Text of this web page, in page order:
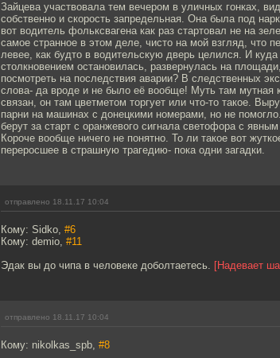
Зайцева участвовала тем вечером в уличных гонках,
собственно и скорость запредельная. Она была под
вот водитель фольксвагена как раз стартовал не на
самое странное в этом деле, чисто на мой взгляд, что
левее, как будто в водительскую дверь целился. И
столкновением остановилась, развернулась на
посмотреть на последствия аварии? В следственных
слова- да вроде и не было её вообще! Муть там мутная
связан, он там цветметом торгует или что-то такое.
парни на машинах с донецкими номерами, но не
берут за старт с оранжевого сигнала светофора с
Короче вообще ничего не понятно. То ли такое вот
переросшее в страшную трагедию- пока одни загадки.
отправлено 18.11.17 10:04
Кому: Sidko, #6
Кому: demio, #11
Эдак вы до чипа в человеке доболтаетесь. [Надевает
отправлено 18.11.17 10:04
Кому: nikolkas_spb, #8